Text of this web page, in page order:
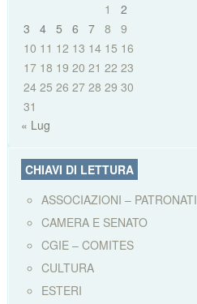
1
2
3
4 5 6 7 8
9
10 11 12 13 14 15 16
17 18 19 20 21 22 23
24 25 26 27 28 29 30
31
« Lug
CHIAVI DI LETTURA
ASSOCIAZIONI – PATRONATI
CAMERA E SENATO
CGIE – COMITES
CULTURA
ESTERI